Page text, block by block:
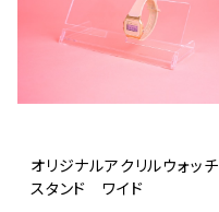
オリジナルアクリルウォッチ
スタンド ワイド